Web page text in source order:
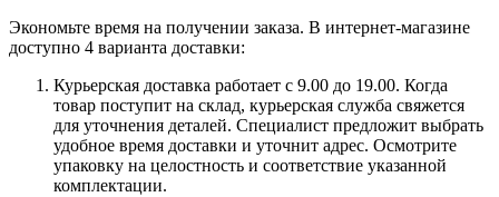
Экономьте время на получении заказа. В интернет-магазине
доступно 4 варианта доставки:
Курьерская доставка работает с 9.00 до 19.00. Когда
товар поступит на склад, курьерская служба свяжется
для уточнения деталей. Специалист предложит выбрать
удобное время доставки и уточнит адрес. Осмотрите
упаковку на целостность и соответствие указанной
комплектации.